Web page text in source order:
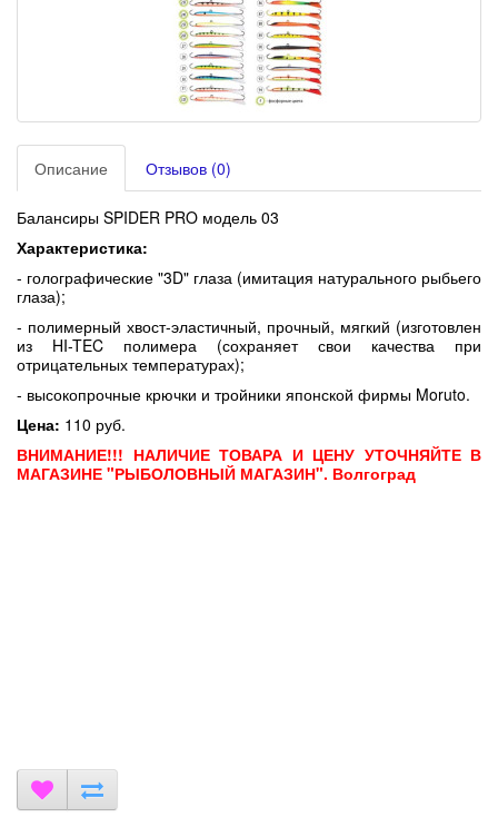
Описание Отзывов (0)
Балансиры SPIDER PRO модель 03
Характеристика:
- голографические "3D" глаза (имитация натурального рыбьего
глаза);
- полимерный хвост-эластичный, прочный, мягкий (изготовлен
из HI-TEC полимера (сохраняет свои качества при
отрицательных температурах);
- высокопрочные крючки и тройники японской фирмы Moruto.
Цена: 110 руб.
ВНИМАНИЕ!!! НАЛИЧИЕ ТОВАРА И ЦЕНУ УТОЧНЯЙТЕ В
МАГАЗИНЕ "РЫБОЛОВНЫЙ МАГАЗИН". Волгоград